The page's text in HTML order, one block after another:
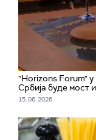
"Horizons Forum"
Србија буде мост
15. 06. 2026.